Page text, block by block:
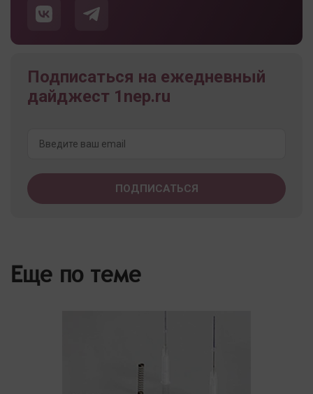
Подписаться на ежедневный
дайджест 1nep.ru
Еще по теме